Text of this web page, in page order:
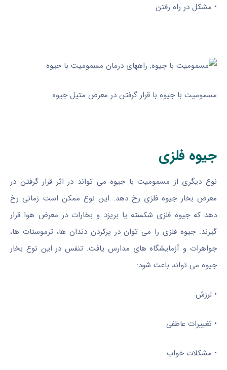
• مشکل در راه رفتن
مسمومیت با جیوه با قرار گرفتن در معرض متیل جیوه
جیوه فلزی
نوع دیگری از مسمومیت با جیوه می تواند در اثر قرار گرفتن در
معرض بخار جیوه فلزی رخ دهد. این نوع ممکن است زمانی رخ
دهد که جیوه فلزی شکسته یا بریزد و بخارات در معرض هوا قرار
گیرند. جیوه فلزی را می توان در پرکردن دندان ها، ترموستات ها،
جواهرات و آزمایشگاه های مدارس یافت. تنفس در این نوع بخار
جیوه می تواند باعث شود:
• لرزش
• تغییرات عاطفی
• مشکلات خواب